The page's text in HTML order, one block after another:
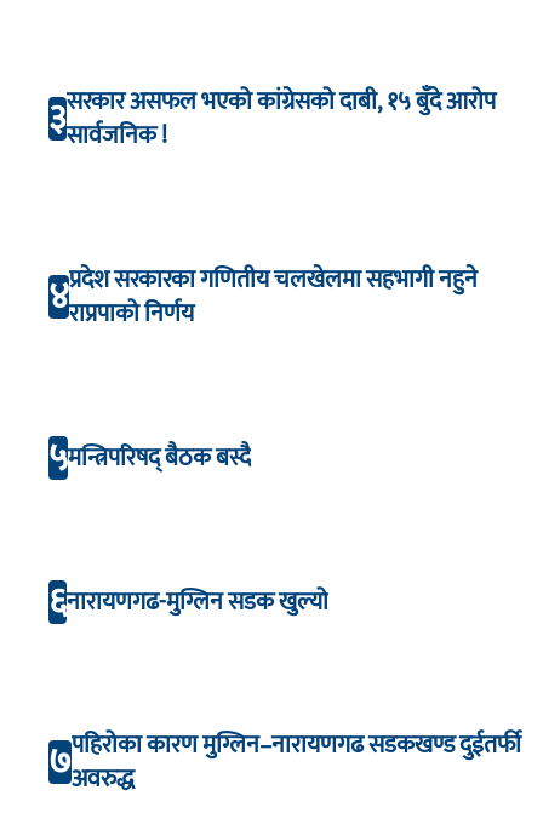
३सरकार असफल भएको कांग्रेसको दाबी, १५ बुँदे आरोप
सार्वजनिक !
४प्रदेश सरकारका गणितीय चलखेलमा सहभागी नहुने
राप्रपाको निर्णय
५मन्त्रिपरिषद् बैठक बस्दै
६नारायणगढ-मुग्लिन सडक खुल्यो
७पहिरोका कारण मुग्लिन–नारायणगढ सडकखण्ड दुईतर्फी
अवरुद्ध